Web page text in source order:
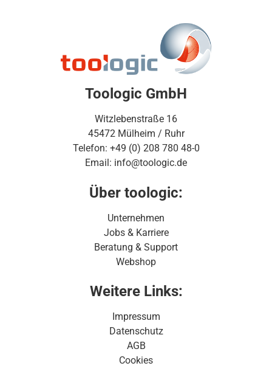
Toologic GmbH
Witzlebenstraße 16
45472 Mülheim / Ruhr
Telefon: +49 (0) 208 780 48-0
Email: info@toologic.de
Über toologic:
Unternehmen
Jobs & Karriere
Beratung & Support
Webshop
Weitere Links:
Impressum
Datenschutz
AGB
Cookies